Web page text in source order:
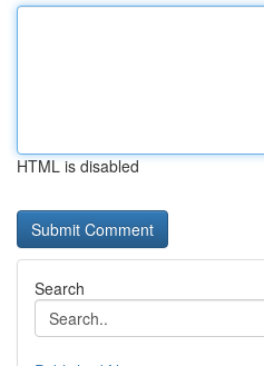
HTML is disabled
Search